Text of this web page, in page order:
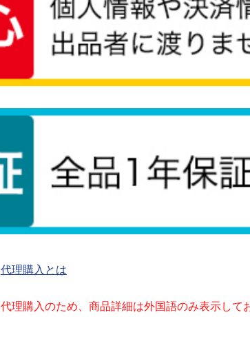
代理購入とは
代理購入のため、商品詳細は外国語のみ表示して